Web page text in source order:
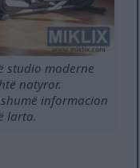
studio moderne
natyror.
informacion
larta.